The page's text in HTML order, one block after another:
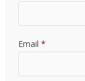
Email *